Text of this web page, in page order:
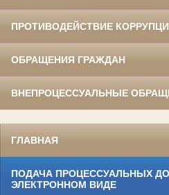
ПРОТИВОДЕЙСТВИЕ
ОБРАЩЕНИЯ ГРАЖДАН
ВНЕПРОЦЕССУАЛЬНЫЕ
ГЛАВНАЯ
ПОДАЧА ПРОЦЕССУАЛЬНЫХ
ЭЛЕКТРОННОМ ВИДЕ